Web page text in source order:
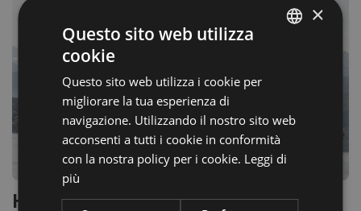
Hotel Belvedere - Fine Dining &
ENGLISH
×
Questo sito web utilizza
cookie
Questo sito web utilizza i cookie per
migliorare la tua esperienza di
navigazione. Utilizzando il nostro sito web
acconsenti a tutti i cookie in conformità
con la nostra policy per i cookie. Leggi di
più